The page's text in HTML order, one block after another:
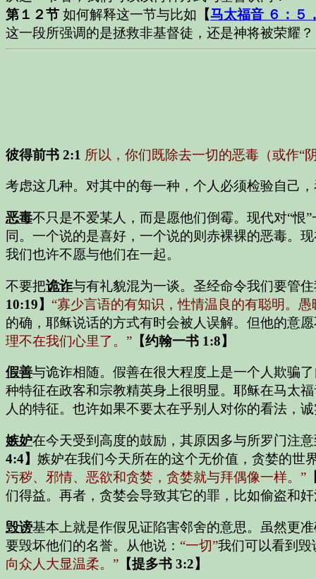
第１２节 如何解释这一节与比如 【马太福音 ６：５
这一段所强调的是拯救非基督徒，还是神将被荣耀？
彼得前书 2:1 所以，你们既除去一切的恶毒（或作“
考虑这几种。对其中的每一种，个人必须检验自己
恶毒不只是不爱某人，而是愿他们倒霉。现代对“恨
同。一个说的是喜好，一个说的则赤裸裸的恶毒。
我们也许不愿与他们在一起。
不要把诡诈与有礼貌混为一谈。圣经命令我们要管
10:19】 “寡少言语的有知识，性情温良的有聪明。
的确，耶稣说话的方式有时会被人误解。但他的意
理不在我们心里了。” 【约翰一书 1:8】
假善与诡诈相随。假善在很大程度上是一个人欺骗
种特征在政客和宗教精英身上很明显。耶稣在马太福
人的特征。也许如果不要太在乎别人对你的看法，
嫉妒在今天受到高度的鼓励，其原因多与所罗门注意
4:4】 嫉妒在我们今天所在的这个无价值，贪婪的世
污秽、邪情、恶欲和贪婪，贪婪就与拜偶像一样。”
们得益。再者，贪婪会导致其它的罪，比如偷盗和
毁谤基本上就是作假见证陷害邻舍的意思。虽然更
要毁坏他们的名誉。从他说： “一切”我们可以看到毁
向众人大显温柔。” 【提多书 3:2】